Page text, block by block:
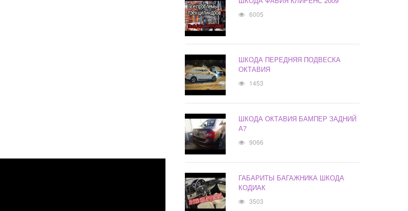
6005
ШКОДА ПЕРЕДНЯЯ ПОДВЕСКА
ОКТАВИЯ
1453
ШКОДА ОКТАВИЯ БАМПЕР ЗАДНИЙ
А7
9066
ГАБАРИТЫ БАГАЖНИКА ШКОДА
КОДИАК
3503